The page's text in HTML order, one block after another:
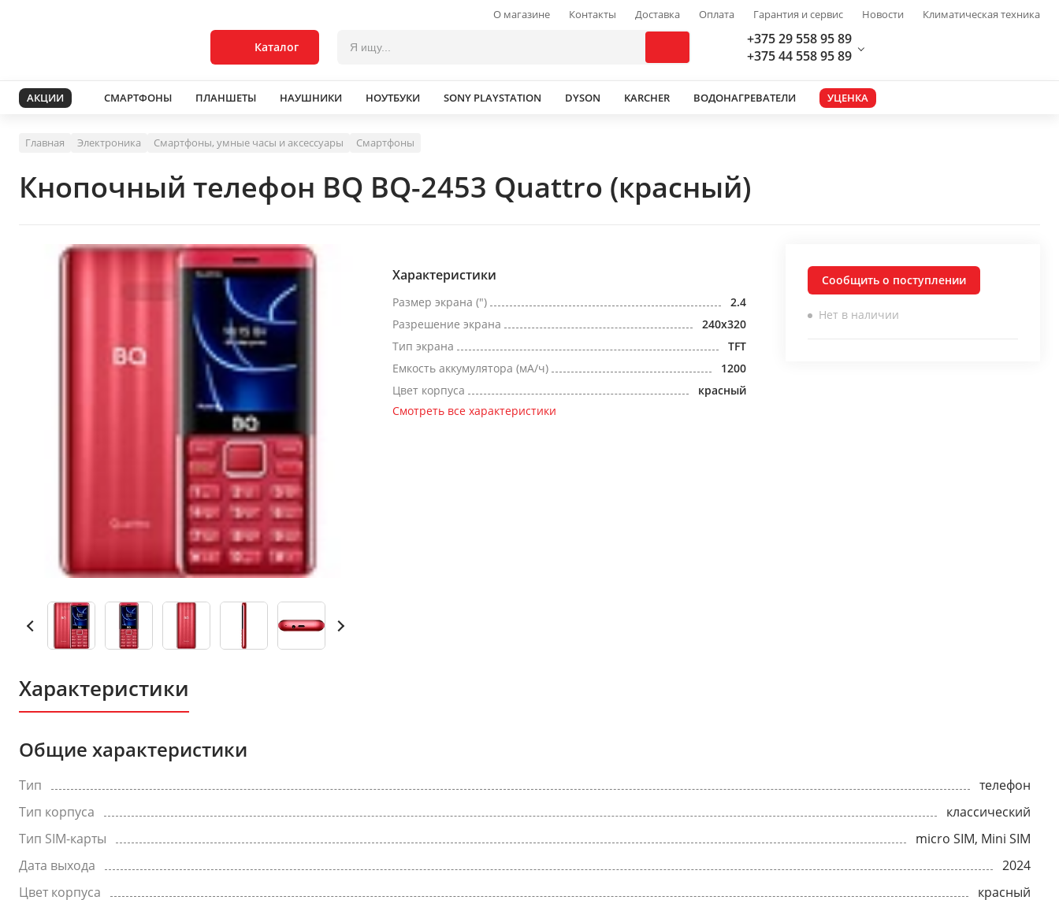
О магазине Контакты Доставка Оплата Гарантия и сервис Новости Климатическая техника
Каталог
+375 29 558 95 89
+375 44 558 95 89
АКЦИИ СМАРТФОНЫ ПЛАНШЕТЫ НАУШНИКИ НОУТБУКИ SONY PLAYSTATION DYSON KARCHER ВОДОНАГРЕВАТЕЛИ УЦЕНКА
Главная Электроника Смартфоны, умные часы и аксессуары Смартфоны
Кнопочный телефон BQ BQ-2453 Quattro (красный)
Характеристики
Размер экрана (")
2.4
Разрешение экрана
240x320
Тип экрана
TFT
Емкость аккумулятора (мА/ч)
1200
Цвет корпуса
красный
Смотреть все характеристики
Сообщить о поступлении
Нет в наличии
Характеристики
Общие характеристики
Тип
телефон
Тип корпуса
классический
Тип SIM-карты
micro SIM, Mini SIM
Дата выхода
2024
Цвет корпуса
красный